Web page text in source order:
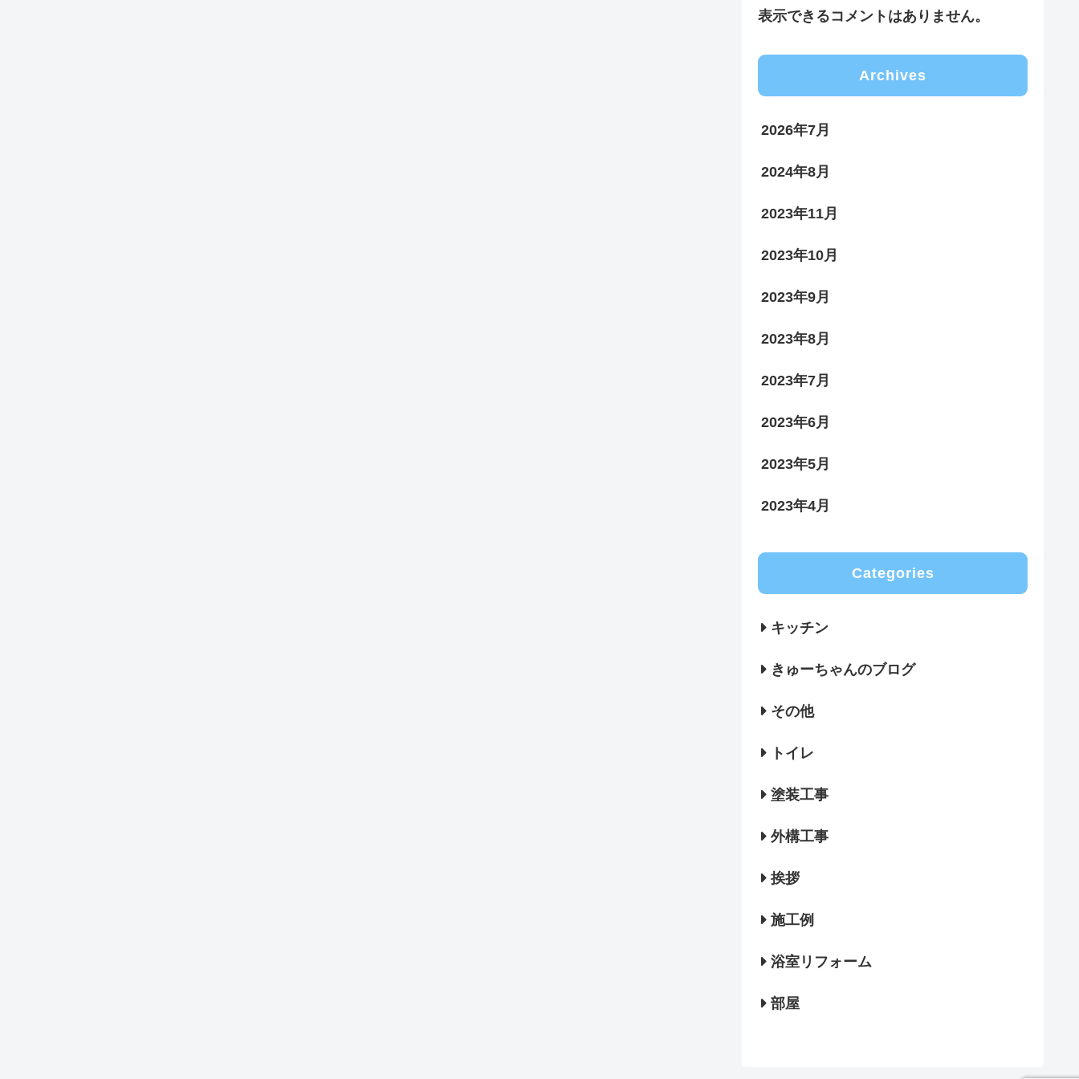
表示できるコメントはありません。
Archives
2026年7月
2024年8月
2023年11月
2023年10月
2023年9月
2023年8月
2023年7月
2023年6月
2023年5月
2023年4月
Categories
キッチン
きゅーちゃんのブログ
その他
トイレ
塗装工事
外構工事
挨拶
施工例
浴室リフォーム
部屋